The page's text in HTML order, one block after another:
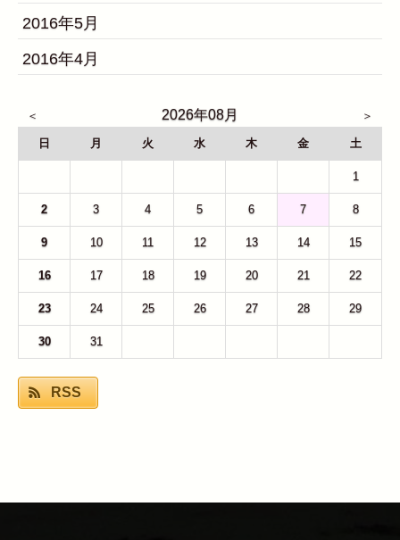
2016年5月
2016年4月
2026年08月
日 月 火 水 木 金 土
1
2 3 4 5 6 7 8
9 10 11 12 13 14 15
16 17 18 19 20 21 22
23 24 25 26 27 28 29
30 31
RSS